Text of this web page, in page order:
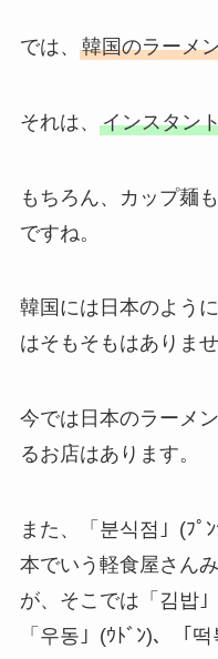
では、 韓国のラーメ
それは、 インスタン
もちろん、カップ麺
ですね。
韓国には日本のよう
はそもそもはありませ
今では日本のラーメ
るお店はあります。
また、「분식점」(ﾌﾟ
本でいう軽食屋さん
が、そこでは「김밥
「우동」(ｳﾄﾞﾝ)、「